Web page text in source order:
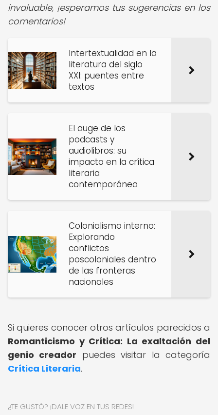
invaluable, ¡esperamos tus sugerencias en los
comentarios!
Intertextualidad en la
literatura del siglo
XXI: puentes entre
textos
El auge de los
podcasts y
audiolibros: su
impacto en la crítica
literaria
contemporánea
Colonialismo interno:
Explorando
conflictos
poscoloniales dentro
de las fronteras
nacionales
Si quieres conocer otros artículos parecidos a
Romanticismo y Crítica: La exaltación del
genio creador puedes visitar la categoría
Crítica Literaria.
¿TE GUSTÓ? ¡DALE VOZ EN TUS REDES!